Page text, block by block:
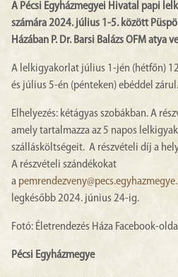
A Pécsi Egyházmegyei Hivatal papi
számára 2024. július 1-5. között
Házában P. Dr. Barsi Balázs OFM atya
A lelkigyakorlat július 1-jén (hétfőn)
és július 5-én (pénteken) ebéddel zárul.
Elhelyezés: kétágyas szobákban. A
amely tartalmazza az 5 napos
szállásköltségeit. A részvételi díj a
A részvételi szándékokat
a
legkésőbb 2024. június 24-ig.
Fotó: Életrendezés Háza Facebook-
Pécsi Egyházmegye